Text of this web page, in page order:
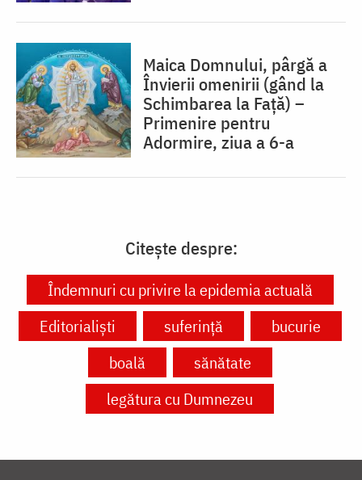
Maica Domnului, pârgă a
Învierii omenirii (gând la
Schimbarea la Față) –
Primenire pentru
Adormire, ziua a 6-a
Citește despre:
Îndemnuri cu privire la epidemia actuală
Editorialiști
suferință
bucurie
boală
sănătate
legătura cu Dumnezeu